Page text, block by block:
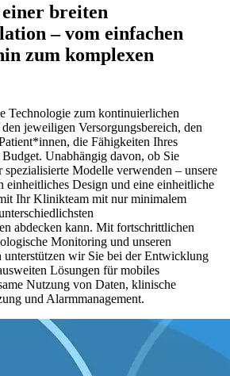
breiten
– vom einfachen
zum komplexen
Technologie zum kontinuierlichen
jeweiligen Versorgungsbereich, den
die Fähigkeiten Ihres
Unabhängig davon, ob Sie
spezialisierte Modelle verwenden – unsere
Design und eine einheitliche
Ihr Klinikteam mit nur minimalem
abdecken kann. Mit fortschrittlichen
Monitoring und unseren
wir Sie bei der Entwicklung
Lösungen für mobiles
Nutzung von Daten, klinische
und Alarmmanagement.